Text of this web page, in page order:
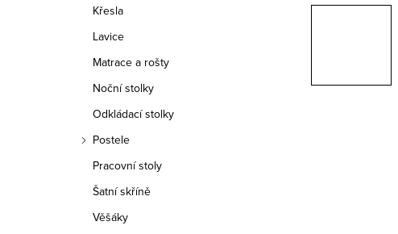
Křesla
Lavice
Matrace a rošty
Noční stolky
Odkládací stolky
Postele
Pracovní stoly
Šatní skříně
Věšáky